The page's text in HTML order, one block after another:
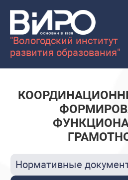
"Вологодский институт
развития образования"
Нормативные